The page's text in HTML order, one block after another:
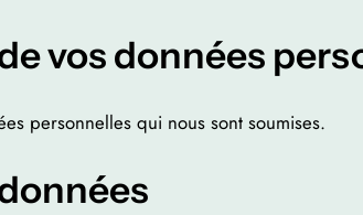
vos données
personnelles qui nous sont soumises.